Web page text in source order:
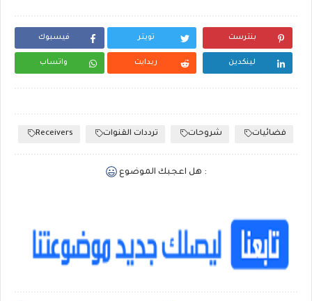
فيسبوك تويتر بنترست
واتساب ريدايت لينكدين
Receivers ترددات القنوات شروحات فضائيات
هل اعجبك الموضوع :